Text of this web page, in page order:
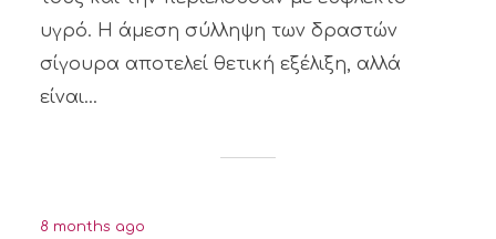
υγρό. Η άμεση σύλληψη των δραστών
σίγουρα αποτελεί θετική εξέλιξη, αλλά
είναι...
8 months ago